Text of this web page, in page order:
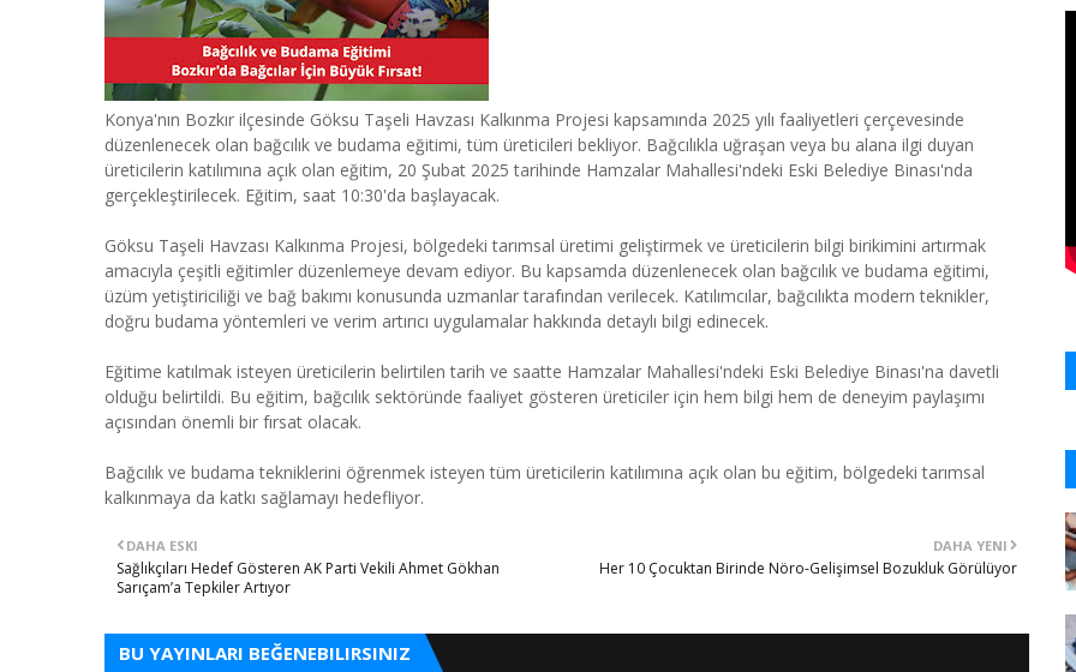
Konya'nın Bozkır ilçesinde Göksu Taşeli Havzası Kalkınma Projesi kapsamında 2025 yılı faaliyetleri çerçevesinde
düzenlenecek olan bağcılık ve budama eğitimi, tüm üreticileri bekliyor. Bağcılıkla uğraşan veya bu alana ilgi duyan
üreticilerin katılımına açık olan eğitim, 20 Şubat 2025 tarihinde Hamzalar Mahallesi'ndeki Eski Belediye Binası'nda
gerçekleştirilecek. Eğitim, saat 10:30'da başlayacak.
Göksu Taşeli Havzası Kalkınma Projesi, bölgedeki tarımsal üretimi geliştirmek ve üreticilerin bilgi birikimini artırmak
amacıyla çeşitli eğitimler düzenlemeye devam ediyor. Bu kapsamda düzenlenecek olan bağcılık ve budama eğitimi,
üzüm yetiştiriciliği ve bağ bakımı konusunda uzmanlar tarafından verilecek. Katılımcılar, bağcılıkta modern teknikler,
doğru budama yöntemleri ve verim artırıcı uygulamalar hakkında detaylı bilgi edinecek.
Eğitime katılmak isteyen üreticilerin belirtilen tarih ve saatte Hamzalar Mahallesi'ndeki Eski Belediye Binası'na davetli
olduğu belirtildi. Bu eğitim, bağcılık sektöründe faaliyet gösteren üreticiler için hem bilgi hem de deneyim paylaşımı
açısından önemli bir fırsat olacak.
Bağcılık ve budama tekniklerini öğrenmek isteyen tüm üreticilerin katılımına açık olan bu eğitim, bölgedeki tarımsal
kalkınmaya da katkı sağlamayı hedefliyor.
DAHA YENI
Her 10 Çocuktan Birinde Nöro-Gelişimsel Bozukluk Görülüyor
DAHA ESKI
Sağlıkçıları Hedef Gösteren AK Parti Vekili Ahmet Gökhan
Sarıçam’a Tepkiler Artıyor
BU YAYINLARI BEĞENEBILIRSINIZ